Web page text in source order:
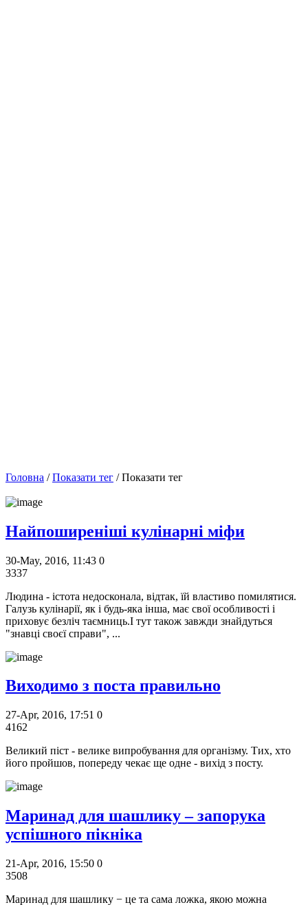
Головна /Показати тег / Показати тег
Найпоширеніші кулінарні міфи
30-May, 2016, 11:43 0
3337
Людина - істота недосконала, відтак, їй властиво помилятися.
Галузь кулінарії, як і будь-яка інша, має свої особливості і
приховує безліч таємниць.І тут також завжди знайдуться
"знавці своєї справи", ...
Виходимо з поста правильно
27-Apr, 2016, 17:51 0
4162
Великий піст - велике випробування для організму. Тих, хто
його пройшов, попереду чекає ще одне - вихід з посту.
Маринад для шашлику – запорука
успішного пікніка
21-Apr, 2016, 15:50 0
3508
Маринад для шашлику − це та сама ложка, якою можна